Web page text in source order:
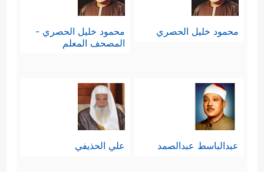
محمود خليل الحصري
محمود خليل الحصري -
المصحف المعلم
عبدالباسط عبدالصمد علي الحذيفي